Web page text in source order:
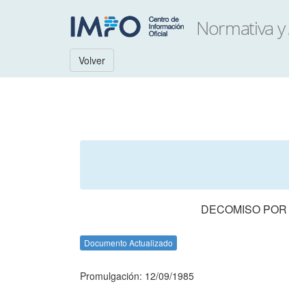
Volver
DECOMISO
Documento Actualizado
Promulgación: 12/09/1985